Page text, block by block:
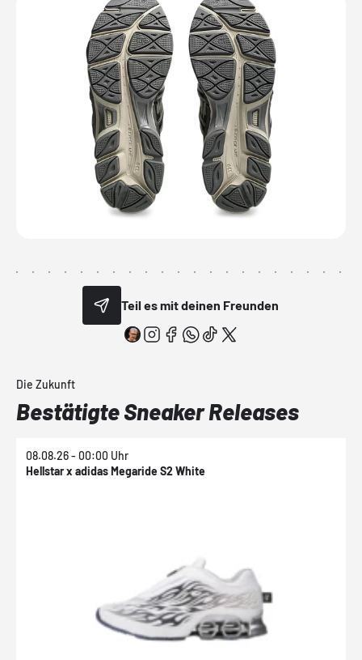
Teil es mit deinen Freunden
Die Zukunft
Bestätigte Sneaker Releases
08.08.26 - 00:00 Uhr
Hellstar x adidas Megaride S2 White